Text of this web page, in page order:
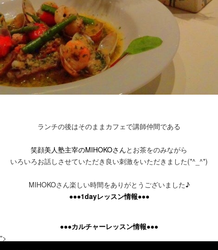
ランチの後はそのままカフェで講師仲間である
笑顔美人塾主宰のMIHOKOさんとお茶をのみながら
いろいろお話しさせていただき良い刺激をいただきました(*^_^*)
MIHOKOさん楽しい時間をありがとうございました♪
●●●1dayレッスン情報●●●
●●●カルチャーレッスン情報●●●
">